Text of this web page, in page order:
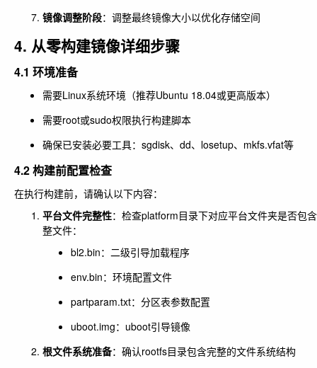
镜像调整阶段：调整最终镜像大小以优化存储空间
4. 从零构建镜像详细步骤
4.1 环境准备
需要Linux系统环境（推荐Ubuntu 18.04或更高版本）
需要root或sudo权限执行构建脚本
确保已安装必要工具：sgdisk、dd、losetup、mkfs.vfat等
4.2 构建前配置检查
在执行构建前，请确认以下内容：
平台文件完整性：检查platform目录下对应平台文件夹是否包
整文件：
bl2.bin：二级引导加载程序
env.bin：环境配置文件
partparam.txt：分区表参数配置
uboot.img：uboot引导镜像
根文件系统准备：确认rootfs目录包含完整的文件系统结构